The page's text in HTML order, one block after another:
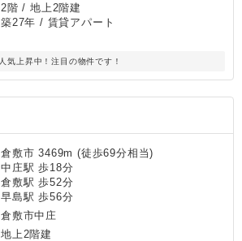
2階 / 地上2階建
築27年 / 賃貸アパート
人気上昇中！注目の物件です！
倉敷市 3469m (徒歩69分相当)
中庄駅 歩18分
倉敷駅 歩52分
早島駅 歩56分
倉敷市中庄
地上2階建